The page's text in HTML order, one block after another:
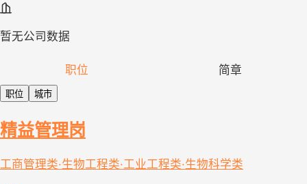
暂无公司数据
职位 简章
职位 城市
精益管理岗
工商管理类·生物工程类·工业工程类·生物科学类